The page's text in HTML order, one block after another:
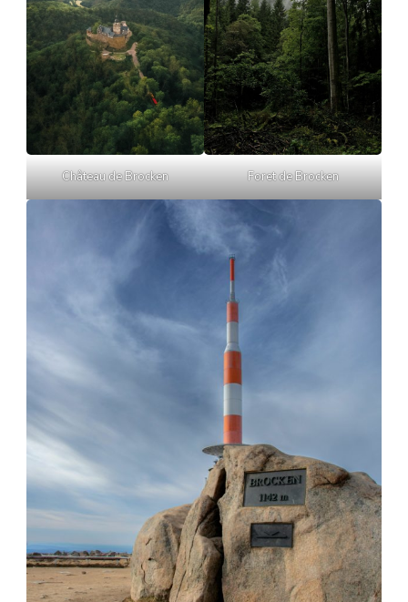
Château de Brocken Foret de Brocken